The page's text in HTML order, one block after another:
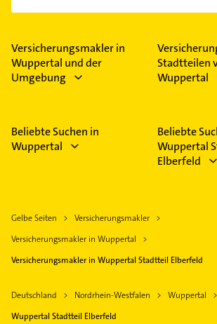
Versicherungsmakler in
Wuppertal und der
Umgebung
Stadtteilen
Wuppertal
Beliebte Suchen in
Wuppertal
Beliebte
Wuppertal
Elberfeld
Gelbe Seiten
Versicherungsmakler
Versicherungsmakler in Wuppertal
Versicherungsmakler in Wuppertal Stadtteil Elberfeld
Deutschland Nordrhein-Westfalen
Wuppertal
Wuppertal Stadtteil Elberfeld